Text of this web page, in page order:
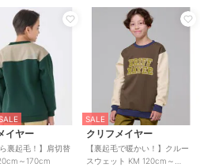
イヤー
ら裏起毛！】肩切替
～170cm
SALE
クリフメイヤー
【裏起毛で暖かい！】クルー
スウェット KM 120cm～